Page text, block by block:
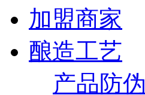
加盟商家
酿造工艺
产品防伪